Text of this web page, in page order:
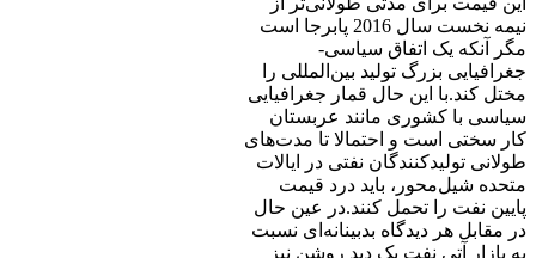
نیمه نخست سال 2016 پابرجا است
مگر آنکه یک اتفاق سیاسی-
جغرافیایی بزرگ تولید بین‌المللی را
مختل کند.با این حال قمار جغرافیایی
سیاسی با کشوری مانند عربستان
کار سختی است و احتمالا تا مدت‌های
طولانی تولیدکنندگان نفتی در ایالات
متحده شیل‌محور، باید درد قیمت
پایین نفت را تحمل کنند.در عین حال
در مقابل هر دیدگاه بدبینانه‌ای نسبت
به بازار آتی نفت یک دید روشن نیز